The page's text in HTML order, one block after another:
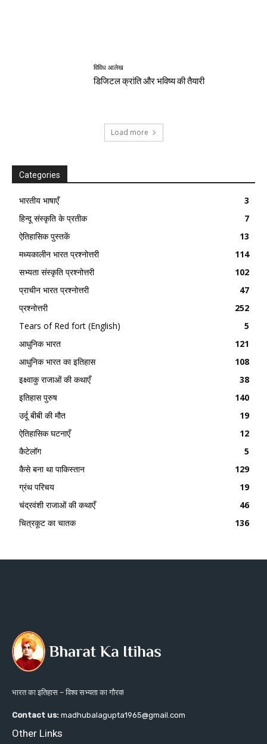
विविध आलेख
डिजिटल क्रांति और भविष्य की तैयारी
Load more
Categories
भारतीय भाषाएँ
3
हिन्दू संस्कृति के प्रतीक
7
ऐतिहासिक पुस्तकें
13
मध्यकालीन भारत प्रश्नोत्तरी
114
सभ्यता संस्कृति प्रश्नोत्तरी
102
प्राचीन भारत प्रश्नोत्तरी
47
प्रश्नोत्तरी
252
Tears of Red fort (English)
5
आधुनिक भारत
121
आधुनिक भारत का इतिहास
108
इक्ष्वाकु राजाओं की कथाएँ
38
इतिहास पुरुष
140
उर्दू बीबी की मौत
19
ऐतिहासिक घटनाएँ
12
कैटेलॉग
5
कैसे बना था पाकिस्तान
129
ग्रंथ परिचय
19
चंद्रवंशी राजाओं की कथाएँ
46
चित्रकूट का चातक
136
भारत का इतिहास – विश्व सभ्यता का गौरव!
Contact us: madhubalagupta1965@gmail.com
Other Links